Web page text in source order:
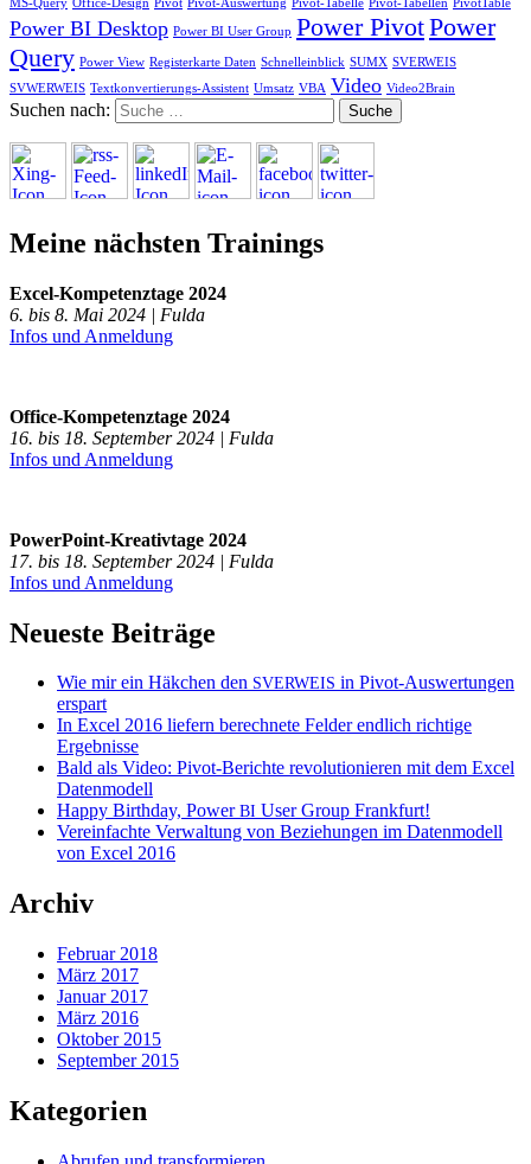
MS-Query Office-Design Pivot Pivot-Auswertung Pivot-Tabelle Pivot-Tabellen PivotTable
Power BI Desktop Power BI User Group Power PivotPower
Query Power View Registerkarte Daten Schnelleinblick SUMX SVERWEIS
SVWERWEIS Textkonvertierungs-Assistent Umsatz VBA Video Video2Brain
Suchen nach:
Meine nächsten Trainings
Excel-Kompetenztage 2024
6. bis 8. Mai 2024 | Fulda
Infos und Anmeldung
Office-Kompetenztage 2024
16. bis 18. September 2024 | Fulda
Infos und Anmeldung
PowerPoint-Kreativtage 2024
17. bis 18. September 2024 | Fulda
Infos und Anmeldung
Neueste Beiträge
Wie mir ein Häkchen den SVERWEIS in Pivot-Auswertungen
erspart
In Excel 2016 liefern berechnete Felder endlich richtige
Ergebnisse
Bald als Video: Pivot-Berichte revolutionieren mit dem Excel
Datenmodell
Happy Birthday, PowerBI User Group Frankfurt!
Vereinfachte Verwaltung von Beziehungen im Datenmodell
von Excel 2016
Archiv
Februar 2018
März 2017
Januar 2017
März 2016
Oktober 2015
September 2015
Kategorien